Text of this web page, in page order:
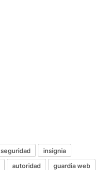
seguridad
insignia
autoridad guardia web